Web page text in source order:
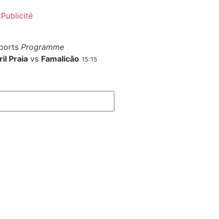
Publicité
Programme
Praia vs Famalicão 15:15